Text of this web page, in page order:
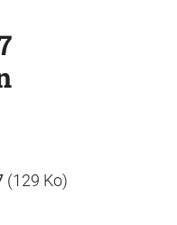
(129 Ko)